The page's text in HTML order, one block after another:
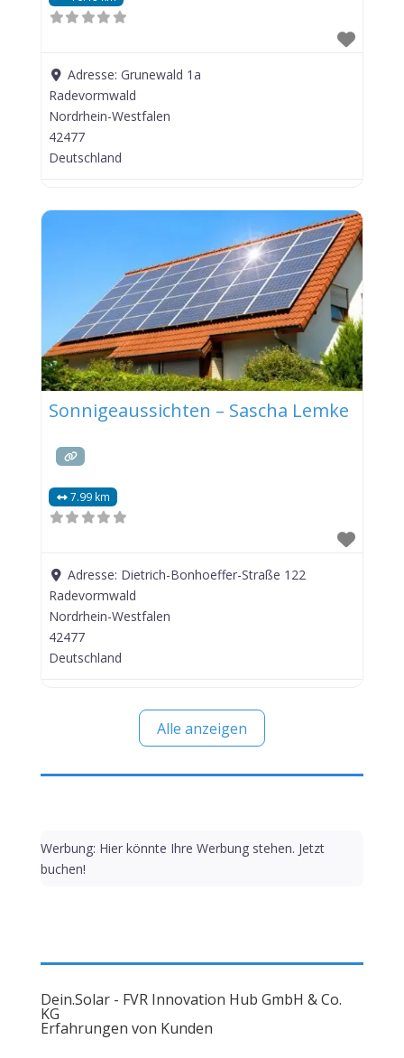
Adresse:Grunewald 1a
Radevormwald
Nordrhein-Westfalen
42477
Deutschland
Sonnigeaussichten – Sascha Lemke
7.99 km
Adresse: Dietrich-Bonhoeffer-Straße 122
Radevormwald
Nordrhein-Westfalen
42477
Deutschland
Alle anzeigen
Werbung: Hier könnte Ihre Werbung stehen. Jetzt
buchen!
Dein.Solar - FVR Innovation Hub GmbH & Co.
KG
Erfahrungen von Kunden